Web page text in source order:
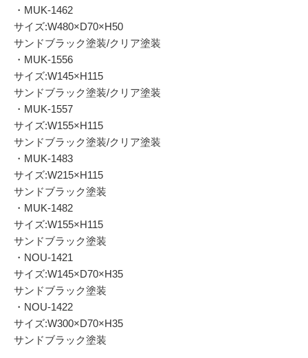
・MUK-1462
サイズ:W480×D70×H50
サンドブラック塗装/クリア塗装
・MUK-1556
サイズ:W145×H115
サンドブラック塗装/クリア塗装
・MUK-1557
サイズ:W155×H115
サンドブラック塗装/クリア塗装
・MUK-1483
サイズ:W215×H115
サンドブラック塗装
・MUK-1482
サイズ:W155×H115
サンドブラック塗装
・NOU-1421
サイズ:W145×D70×H35
サンドブラック塗装
・NOU-1422
サイズ:W300×D70×H35
サンドブラック塗装